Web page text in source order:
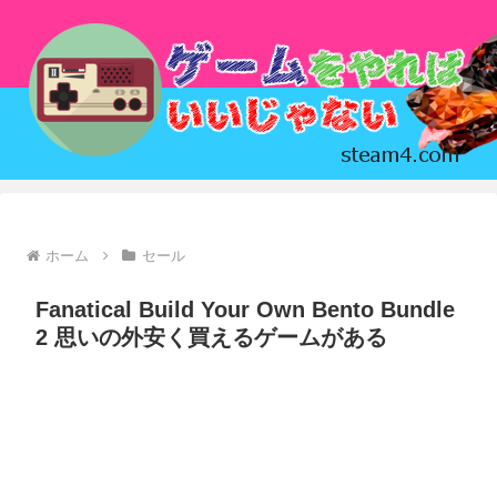
ホーム セール
Fanatical Build Your Own Bento Bundle
2 思いの外安く買えるゲームがある